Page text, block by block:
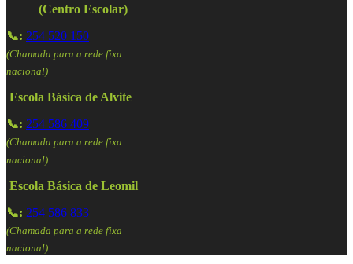
(Centro Escolar)
📞: 254 520 150
(Chamada para a rede fixa
nacional)
Escola Básica de Alvite
📞: 254 586 409
(Chamada para a rede fixa
nacional)
Escola Básica de Leomil
📞: 254 586 833
(Chamada para a rede fixa
nacional)